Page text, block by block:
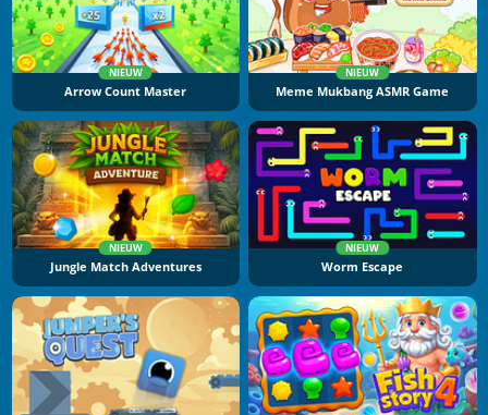
NIEUW
Arrow Count Master
NIEUW
Meme Mukbang ASMR Game
NIEUW
Jungle Match Adventures
NIEUW
Worm Escape